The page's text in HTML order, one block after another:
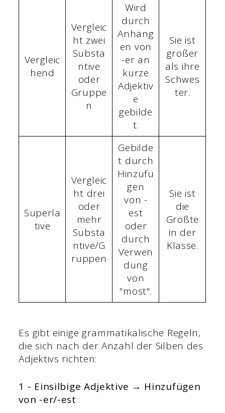
Vergleic
hend
Vergleic
ht zwei
Substa
ntive
oder
Gruppe
n
Wird
durch
Anhäng
en von
-er an
kurze
Adjektiv
e
gebilde
t.
Sie ist
größer
als ihre
Schwes
ter.
Superla
tive
Vergleic
ht drei
oder
mehr
Substa
ntive/G
ruppen
Gebilde
t durch
Hinzufü
gen
von -
est
oder
durch
Verwen
dung
von
"most".
Sie ist
die
Größte
in der
Klasse.
Es gibt einige grammatikalische Regeln,
die sich nach der Anzahl der Silben des
Adjektivs richten:
1 - Einsilbige Adjektive → Hinzufügen
von -er/-est